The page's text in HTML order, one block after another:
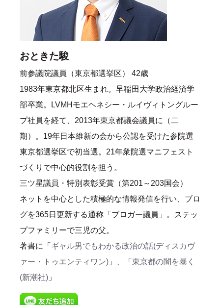
おときた駿
前参議院議員（東京都選挙区） 42歳
1983年東京都北区生まれ。早稲田大学政治経済学
部卒業。LVMHモエヘネシー・ルイヴィトングルー
プ社員を経て、2013年東京都議会議員に（二
期）。19年日本維新の会から公認を受けた参院選
東京都選挙区で初当選。21年衆院選マニフェスト
づくりで中心的役割を担う。
三ツ星議員・特別表彰受賞（第201～203国会）
ネットを中心とした積極的な情報発信を行い、ブロ
グを365日更新する通称「ブロガー議員」。ステッ
プファミリーで三児の父。
著書に「 ギャル男でもわかる政治の話(ディスカヴ
ァー・トゥエンティワン) 」、「 東京都の闇を暴く
(新潮社) 」